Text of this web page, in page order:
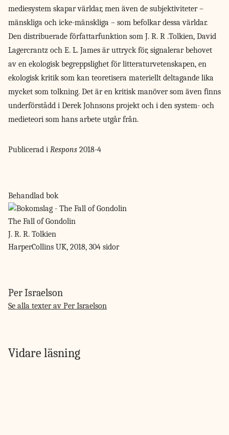
mediesystem skapar världar, men även de subjektiviteter –
mänskliga och icke-mänskliga – som befolkar dessa världar.
Den distribuerade författarfunktion som J. R. R .Tolkien, David
Lagercrantz och E. L. James är uttryck för, signalerar behovet
av en ekologisk begreppslighet för litteraturvetenskapen, en
ekologisk kritik som kan teoretisera materiellt deltagande lika
mycket som tolkning. Det är en kritisk manöver som även finns
underförstådd i Derek Johnsons projekt och i den system- och
medieteori som hans arbete utgår från.
Publicerad i Respons 2018-4
Behandlad bok
The Fall of Gondolin
J. R. R. Tolkien
HarperCollins UK, 2018, 304 sidor
Per Israelson
Se alla texter av Per Israelson
Vidare läsning